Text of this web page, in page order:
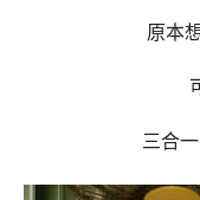
原本
三合